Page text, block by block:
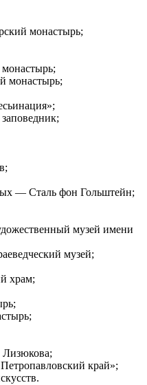
монастырь;
монастырь;
— Сталь фон Гольштейн;
музей имени
музей;
храм;
Лизюкова;
край»;